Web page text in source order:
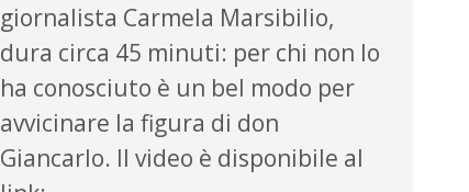
giornalista Carmela Marsibilio,
dura circa 45 minuti: per chi non lo
ha conosciuto è un bel modo per
avvicinare la figura di don
Giancarlo. Il video è disponibile al